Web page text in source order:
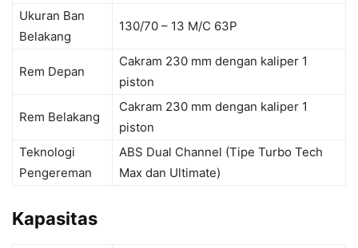
Ukuran Ban
Belakang
130/70 – 13 M/C 63P
Rem Depan
Cakram 230 mm dengan kaliper 1
piston
Rem Belakang
Cakram 230 mm dengan kaliper 1
piston
Teknologi
Pengereman
ABS Dual Channel (Tipe Turbo Tech
Max dan Ultimate)
Kapasitas